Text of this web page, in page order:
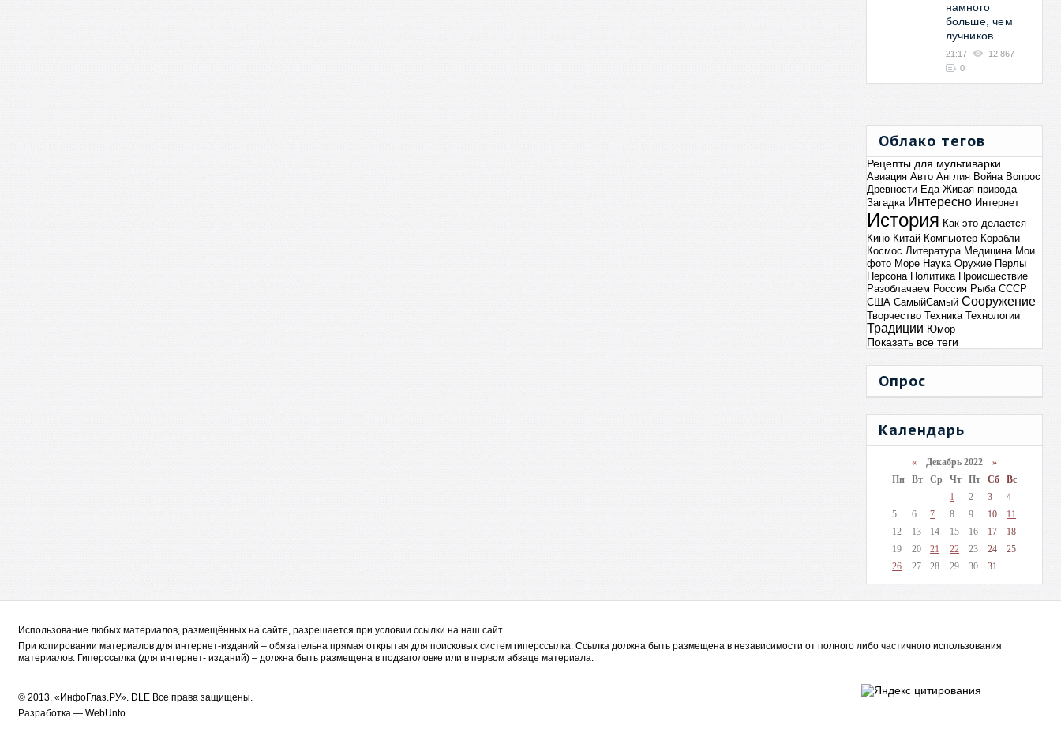
намного
больше, чем
лучников
21:17
12 867
0
Облако тегов
Рецепты для мультиварки
Авиация Авто Англия Война Вопрос
Древности Еда Живая природа
Загадка Интересно Интернет
История Как это делается
Кино Китай Компьютер Корабли
Космос Литература Медицина Мои
фото Море Наука Оружие Перлы
Персона Политика Происшествие
Разоблачаем Россия Рыба СССР
США СамыйСамый Сооружение
Творчество Техника Технологии
Традиции Юмор
Показать все теги
Опрос
Календарь
« Декабрь 2022»
Пн
Вт Ср Чт Пт Сб
Вс
1
2 3
4
5
6 7 8 9 10
11
12
13 14 15 16 17
18
19
20 21 22 23 24
25
26
27 28 29 30 31
Использование любых материалов, размещённых на сайте, разрешается при условии ссылки на наш сайт.
При копировании материалов для интернет-изданий – обязательна прямая открытая для поисковых систем гиперссылка. Ссылка должна быть размещена в независимости от полного либо частичного использования
материалов. Гиперссылка (для интернет- изданий) – должна быть размещена в подзаголовке или в первом абзаце материала.
© 2013, «ИнфоГлаз.РУ». DLE Все права защищены.
Разработка —WebUnto